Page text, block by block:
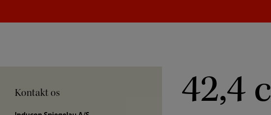
42,4
Kontakt os